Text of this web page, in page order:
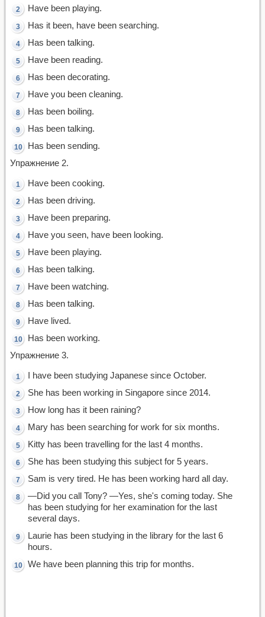
Have been playing.
Has it been, have been searching.
Has been talking.
Have been reading.
Has been decorating.
Have you been cleaning.
Has been boiling.
Has been talking.
Has been sending.
Упражнение 2.
Have been cooking.
Has been driving.
Have been preparing.
Have you seen, have been looking.
Have been playing.
Has been talking.
Have been watching.
Has been talking.
Have lived.
Has been working.
Упражнение 3.
I have been studying Japanese since October.
She has been working in Singapore since 2014.
How long has it been raining?
Mary has been searching for work for six months.
Kitty has been travelling for the last 4 months.
She has been studying this subject for 5 years.
Sam is very tired. He has been working hard all day.
—Did you call Tony? —Yes, she's coming today. She
has been studying for her examination for the last
several days.
Laurie has been studying in the library for the last 6
hours.
We have been planning this trip for months.